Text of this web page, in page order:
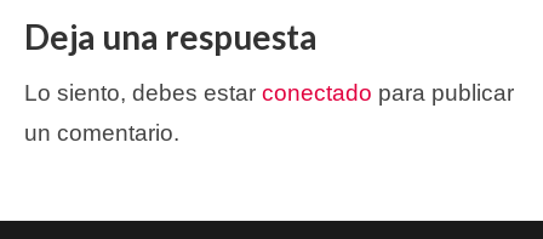
Deja una respuesta
Lo siento, debes estar conectado para publicar
un comentario.